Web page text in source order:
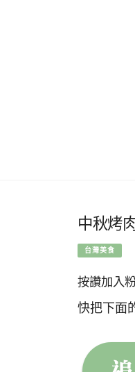
中秋烤
台灣美食
按讚加入
快把下面